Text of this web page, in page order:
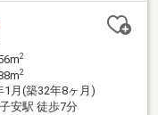
す。いちばん話しや
する不動産ネットワ
2
2
1月(築32年8ヶ月)
安駅 徒歩7分